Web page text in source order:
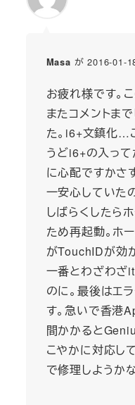
Masa が 2016-01-
お疲れ様です。
またコメントま
た。i6+文鎮化…
うどi6+の入っ
に心配ですかさ
一安心していた
しばらくしたら
ため再起動。ホ
がTouchIDが効
一番とわざわざ
のに。最後はエ
す。急いで香港
間かかると
こやかに対応し
で修理しようか